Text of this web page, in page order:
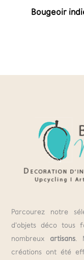
Bougeoir
Parcourez notre
d’objets déco
nombreux artisans.
créations ont été